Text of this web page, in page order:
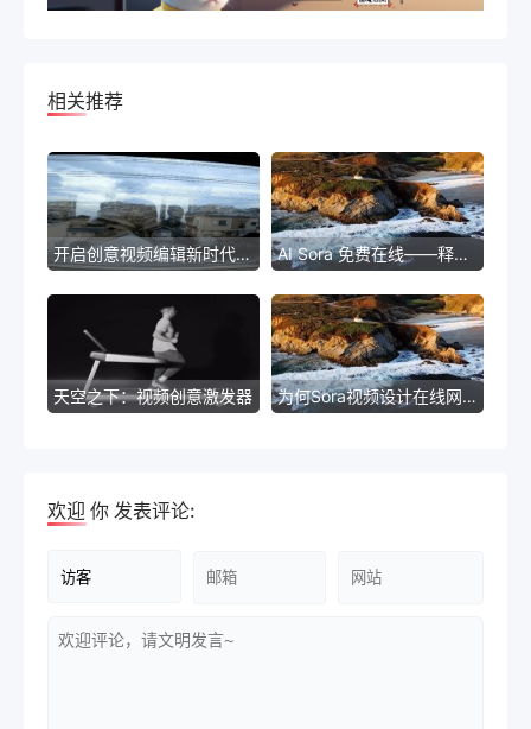
相关推荐
开启创意视频编辑新时代——Sora全新免费视频编辑工具 AI Sora 免费在线——释放无限可能的智能服务
天空之下：视频创意激发器 为何Sora视频设计在线网站成为设计师的明智之选
欢迎 你 发表评论: